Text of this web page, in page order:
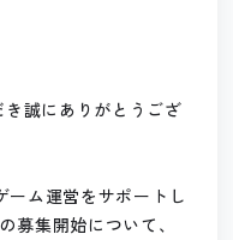
誠にありがとうござ
ーム運営をサポートし
募集開始について、